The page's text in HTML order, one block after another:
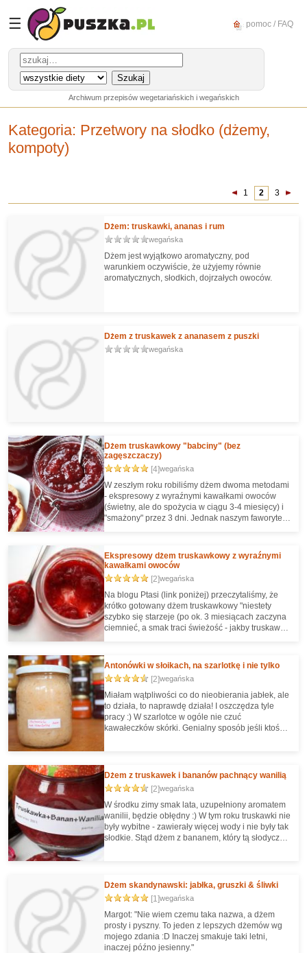
☰ pomoc / FAQ
Archiwum przepisów wegetariańskich i wegańskich
Kategoria: Przetwory na słodko (dżemy,
kompoty)
1 2 3
Dżem: truskawki, ananas i rum
wegańska
Dżem jest wyjątkowo aromatyczny, pod
warunkiem oczywiście, że użyjemy równie
aromatycznych, słodkich, dojrzałych owoców.
Dżem z truskawek z ananasem z puszki
wegańska
Dżem truskawkowy "babciny" (bez
zagęszczaczy)
[4]wegańska
W zeszłym roku robiliśmy dżem dwoma metodami
- ekspresowy z wyraźnymi kawałkami owoców
(świetny, ale do spożycia w ciągu 3-4 miesięcy) i
"smażony" przez 3 dni. Jednak naszym faworytem
żadnych zagęszczaczy - w końcu nasze babcie
nie dysponowały takimi wynalazkami :) Świetna
konsystencja, ładny kolor, pyszny :)
Ekspresowy dżem truskawkowy z wyraźnymi
kawałkami owoców
[2]wegańska
Na blogu Ptasi (link poniżej) przeczytaliśmy, że
krótko gotowany dżem truskawkowy "niestety
szybko się starzeje (po ok. 3 miesiącach zaczyna
ciemnieć, a smak traci świeżość - jakby truskawki
aromat i kolor, a w końcu robi się bardziej
brązowy niż czerwony. U nas zajęło to dłużej niż 3
miesiące, ale też gotowaliśmy truskawki dłużej niż
5 minut. Dlatego do szybszego spożycia robimy
dżem z tego przepisu, a resztę tradycyjnie, wg.
przepisu "babcinego".
Antonówki w słoikach, na szarlotkę i nie tylko
[2]wegańska
Miałam wątpliwości co do nieobierania jabłek, ale
to działa, to naprawdę działa! I oszczędza tyle
pracy :) W szarlotce w ogóle nie czuć
kawałeczków skórki. Genialny sposób jeśli ktoś
prosto ze słoika (do szarlotki sypanej, która ma też
wersję kukurydzianą, bezglutenową), rozdusić
(np. do szarlotki na kruchym spodzie) albo
wykorzystać w dowolny inny sposób, kiedy
przyjdzie czas (np. robiąc pyszny dżem
żurawinowo-jabłkowy).
Dżem z truskawek i bananów pachnący wanilią
[2]wegańska
W środku zimy smak lata, uzupełniony aromatem
wanilii, będzie obłędny :) W tym roku truskawki nie
były wybitne - zawierały więcej wody i nie były tak
słodkie. Stąd dżem z bananem, który tą słodycz
Dżem skandynawski: jabłka, gruszki & śliwki
[1]wegańska
Margot: "Nie wiem czemu taka nazwa, a dżem
prosty i pyszny. To jeden z lepszych dżemów wg
mojego zdania :D Inaczej smakuje taki letni,
inaczej późno jesienny."